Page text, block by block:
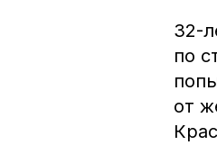
32-
по
от